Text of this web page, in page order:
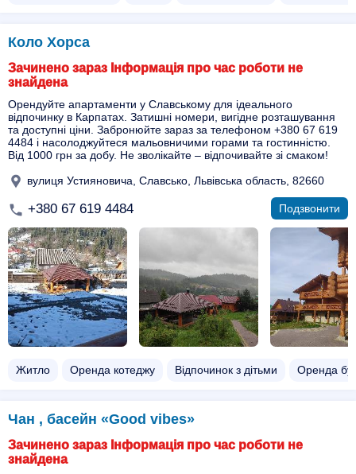
Коло Хорса
Зачинено зараз Інформація про час роботи не
знайдена
Орендуйте апартаменти у Славському для ідеального
відпочинку в Карпатах. Затишні номери, вигідне розташування
та доступні ціни. Забронюйте зараз за телефоном +380 67 619
4484 і насолоджуйтеся мальовничими горами та гостинністю.
Від 1000 грн за добу. Не зволікайте – відпочивайте зі смаком!
вулиця Устияновича, Славсько, Львівська область, 82660
+380 67 619 4484 Подзвонити
Житло Оренда котеджу Відпочинок з дітьми Оренда
Чан , басейн «Good vibes»
Зачинено зараз Інформація про час роботи не
знайдена